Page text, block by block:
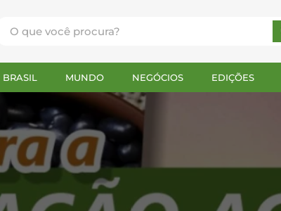
BRASIL MUNDO NEGÓCIOS EDIÇÕES